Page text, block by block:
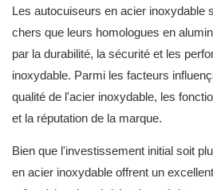
Les autocuiseurs en acier inoxydable
chers que leurs homologues en
par la durabilité, la sécurité et les
inoxydable. Parmi les facteurs
qualité de l'acier inoxydable, les
et la réputation de la marque.
Bien que l'investissement initial soit
en acier inoxydable offrent un